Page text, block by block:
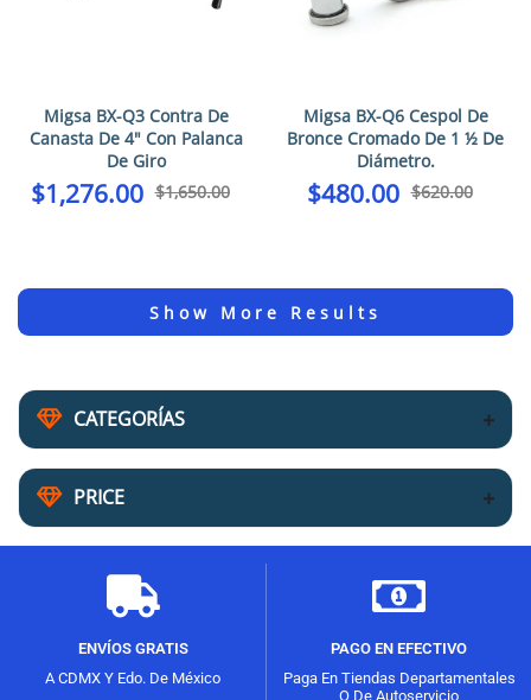
CATEGORÍAS
PRICE
Migsa BX-Q3 Contra De
Canasta De 4″ Con Palanca
De Giro
$1,650.00
$1,276.00
Migsa BX-Q6 Cespol De
Bronce Cromado De 1 ½ De
Diámetro.
$620.00
$480.00
ENVÍOS GRATIS
A CDMX Y Edo. De México
PAGO EN EFECTIVO
Paga En Tiendas Departamentales
O De Autoservicio